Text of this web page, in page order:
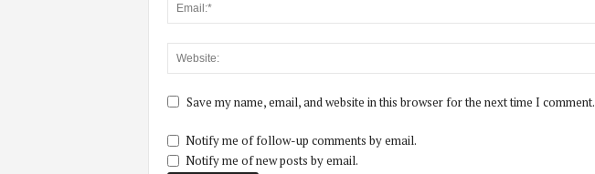
Save my name, email, and website in this browser for the next time I comment.
Notify me of follow-up comments by email.
Notify me of new posts by email.